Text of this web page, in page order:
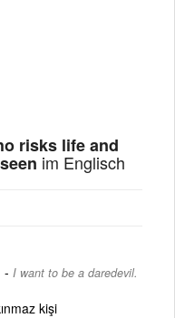
risks life and
im Englisch
- I want to be a daredevil.
kişi